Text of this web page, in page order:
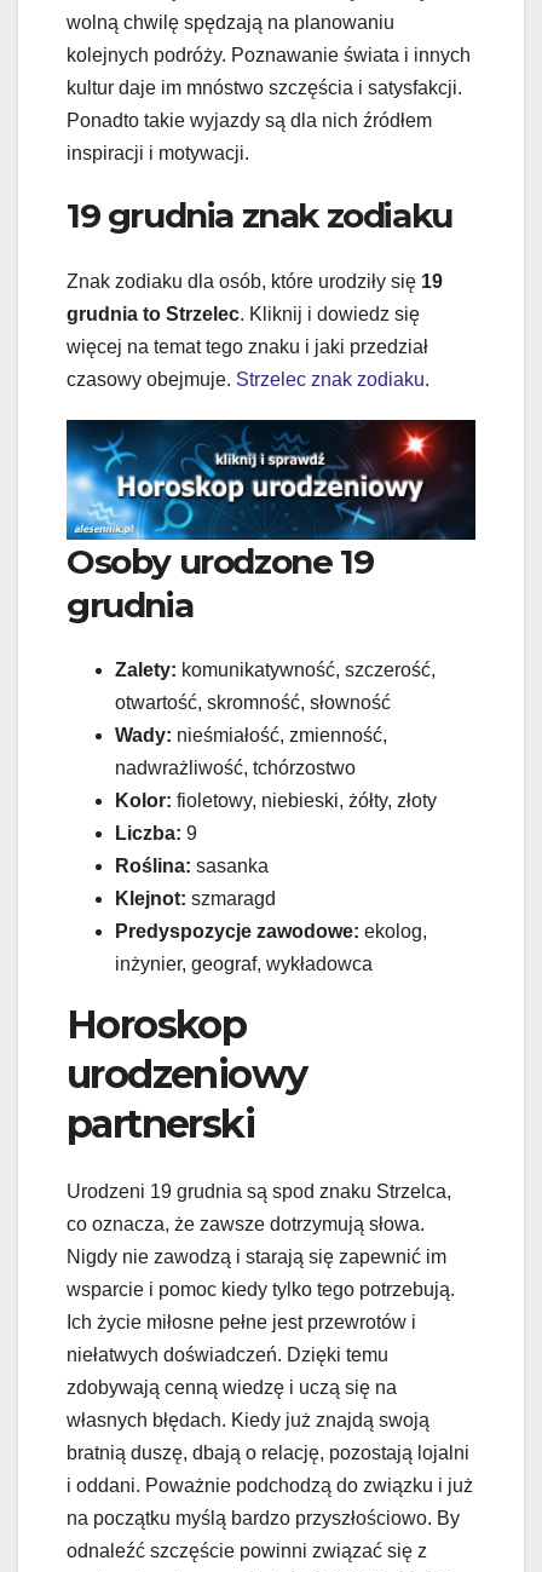
wolną chwilę spędzają na planowaniu
kolejnych podróży. Poznawanie świata i innych
kultur daje im mnóstwo szczęścia i satysfakcji.
Ponadto takie wyjazdy są dla nich źródłem
inspiracji i motywacji.
19 grudnia znak zodiaku
Znak zodiaku dla osób, które urodziły się 19
grudnia to Strzelec. Kliknij i dowiedz się
więcej na temat tego znaku i jaki przedział
czasowy obejmuje. Strzelec znak zodiaku.
Osoby urodzone 19
grudnia
Zalety: komunikatywność, szczerość,
otwartość, skromność, słowność
Wady: nieśmiałość, zmienność,
nadwrażliwość, tchórzostwo
Kolor: fioletowy, niebieski, żółty, złoty
Liczba: 9
Roślina: sasanka
Klejnot: szmaragd
Predyspozycje zawodowe: ekolog,
inżynier, geograf, wykładowca
Horoskop
urodzeniowy
partnerski
Urodzeni 19 grudnia są spod znaku Strzelca,
co oznacza, że zawsze dotrzymują słowa.
Nigdy nie zawodzą i starają się zapewnić im
wsparcie i pomoc kiedy tylko tego potrzebują.
Ich życie miłosne pełne jest przewrotów i
niełatwych doświadczeń. Dzięki temu
zdobywają cenną wiedzę i uczą się na
własnych błędach. Kiedy już znajdą swoją
bratnią duszę, dbają o relację, pozostają lojalni
i oddani. Poważnie podchodzą do związku i już
na początku myślą bardzo przyszłościowo. By
odnaleźć szczęście powinni związać się z